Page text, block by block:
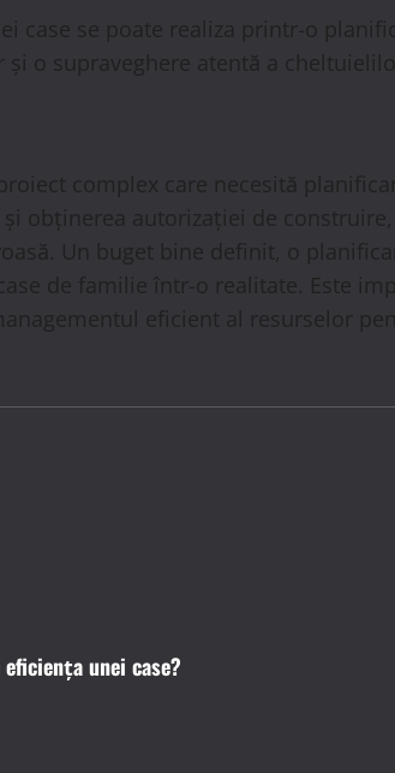
case se poate realiza printr-o
o supraveghere atentă a
complex care necesită
obținerea autorizației de
Un buget bine definit, o
de familie într-o realitate. Este
eficient al resurselor
unei case?